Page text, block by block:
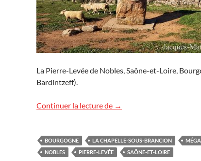
La Pierre-Levée de Nobles, Saône-et-Loire,
Bardintzeff).
Continuer la lecture de La « Pierre-Levée » de
→
BOURGOGNE LA CHAPELLE-SOUS-BRANCION
NOBLES
PIERRE-LEVÉE SAÔNE-ET-LOIRE